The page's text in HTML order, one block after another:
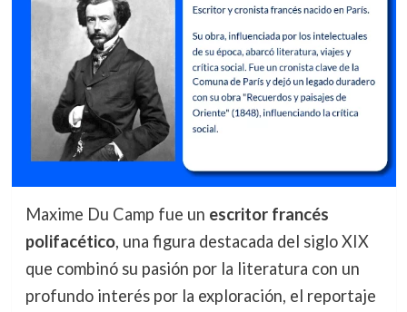
Maxime Du Camp fue un escritor francés
polifacético, una figura destacada del siglo XIX
que combinó su pasión por la literatura con un
profundo interés por la exploración, el reportaje